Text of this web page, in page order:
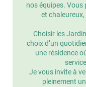
nos équipes. Vous
et
Choisir les
choix d’un
une résidence
Je vous invite à
pleinement